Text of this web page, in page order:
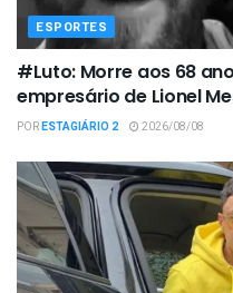
ESPORTES
#Luto: Morre aos 68
empresário de Lionel
PORESTAGIÁRIO 2 2026/08/08